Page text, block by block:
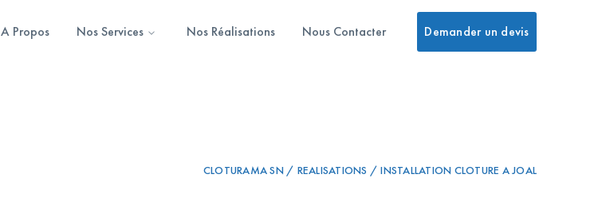
Demander un devis
A Propos Nos Services Nos Réalisations Nous Contacter
CLOTURAMA SN / REALISATIONS / INSTALLATION CLOTURE A JOAL